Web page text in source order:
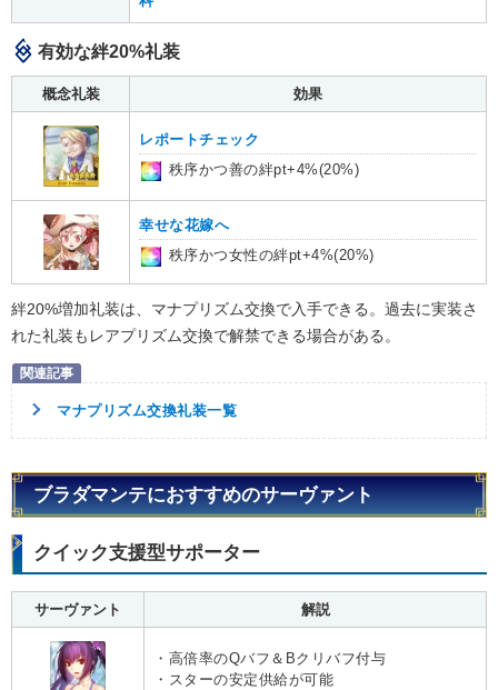
有効な絆20%礼装
概念礼装 効果
レポートチェック
秩序かつ善の絆pt+4%(20%)
幸せな花嫁へ
秩序かつ女性の絆pt+4%(20%)
絆20%増加礼装は、マナプリズム交換で入手できる。過去に実装さ
れた礼装もレアプリズム交換で解禁できる場合がある。
マナプリズム交換礼装一覧
ブラダマンテにおすすめのサーヴァント
クイック支援型サポーター
サーヴァント 解説
・高倍率のQバフ＆Bクリバフ付与
・スターの安定供給が可能